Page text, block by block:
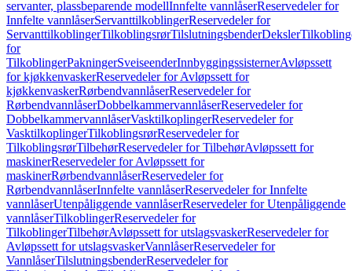
servanter, plassbeparende modellInnfelte vannlåserReservedeler for
Innfelte vannlåserServanttilkoblingerReservedeler for
ServanttilkoblingerTilkoblingsrørTilslutningsbenderDeksler
for
TilkoblingerPakningerSveiseenderInnbyggingssisternerAvløpssett
for kjøkkenvaskerReservedeler for Avløpssett for
kjøkkenvaskerRørbendvannlåserReservedeler for
RørbendvannlåserDobbelkammervannlåserReservedeler for
DobbelkammervannlåserVasktilkoplingerReservedeler for
VasktilkoplingerTilkoblingsrørReservedeler for
TilkoblingsrørTilbehørReservedeler for TilbehørAvløpssett for
maskinerReservedeler for Avløpssett for
maskinerRørbendvannlåserReservedeler for
RørbendvannlåserInnfelte vannlåserReservedeler for Innfelte
vannlåserUtenpåliggende vannlåserReservedeler for Utenpåliggende
vannlåserTilkoblingerReservedeler for
TilkoblingerTilbehørAvløpssett for utslagsvaskerReservedeler for
Avløpssett for utslagsvaskerVannlåserReservedeler for
VannlåserTilslutningsbenderReservedeler for